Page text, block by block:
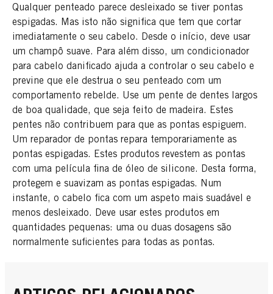
Qualquer penteado parece desleixado se tiver pontas
espigadas. Mas isto não significa que tem que cortar
imediatamente o seu cabelo. Desde o início, deve usar
um champô suave. Para além disso, um condicionador
para cabelo danificado ajuda a controlar o seu cabelo e
previne que ele destrua o seu penteado com um
comportamento rebelde. Use um pente de dentes largos
de boa qualidade, que seja feito de madeira. Estes
pentes não contribuem para que as pontas espiguem.
Um reparador de pontas repara temporariamente as
pontas espigadas. Estes produtos revestem as pontas
com uma película fina de óleo de silicone. Desta forma,
protegem e suavizam as pontas espigadas. Num
instante, o cabelo fica com um aspeto mais suadável e
menos desleixado. Deve usar estes produtos em
quantidades pequenas: uma ou duas dosagens são
normalmente suficientes para todas as pontas.